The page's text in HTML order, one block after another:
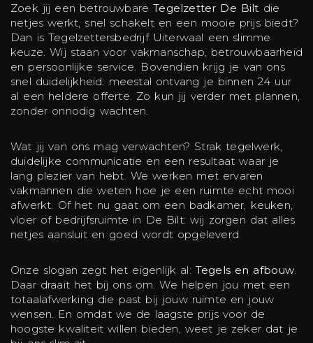
Zoek jij een betrouwbareTegelzetter De Bilt die
netjes werkt, snel schakelt en een mooie prijs biedt?
Dan is Tegelzettersbedrijf Uiterwaal een slimme
keuze. Wij staan voor vakmanschap, betrouwbaarheid
en persoonlijke service. Bovendien krijg je van ons
snel duidelijkheid: meestal ontvang je binnen 24 uur
al een heldere offerte. Zo kun jij verder met plannen,
zonder onnodig wachten.
Wat jij van ons mag verwachten? Strak tegelwerk,
duidelijke communicatie en een resultaat waar je
lang plezier van hebt. We werken met ervaren
vakmannen die weten hoe je een ruimte echt mooi
afwerkt. Of het nu gaat om een badkamer, keuken,
vloer of bedrijfsruimte in De Bilt: wij zorgen dat alles
netjes aansluit en goed wordt opgeleverd.
Onze slogan zegt het eigenlijk al: Tegels en afbouw
Daar draait het bij ons om. We helpen jou met een
totaalafwerking die past bij jouw ruimte en jouw
wensen. En omdat we de laagste prijs voor de
hoogste kwaliteit willen bieden, weet je zeker dat je